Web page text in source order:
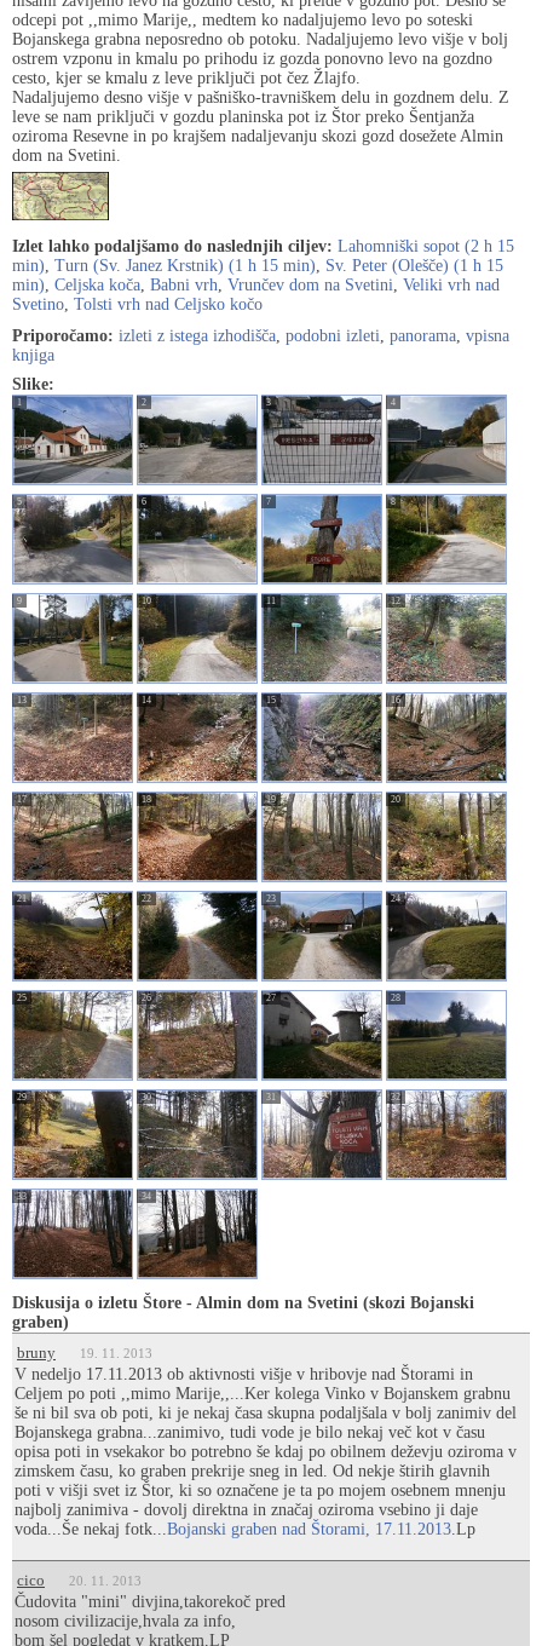
odcepi pot ,,mimo Marije,, medtem ko nadaljujemo levo po soteski
Bojanskega grabna neposredno ob potoku. Nadaljujemo levo višje v bolj
ostrem vzponu in kmalu po prihodu iz gozda ponovno levo na gozdno
cesto, kjer se kmalu z leve priključi pot čez Žlajfo.
Nadaljujemo desno višje v pašniško-travniškem delu in gozdnem delu. Z
leve se nam priključi v gozdu planinska pot iz Štor preko Šentjanža
oziroma Resevne in po krajšem nadaljevanju skozi gozd dosežete Almin
dom na Svetini.
Izlet lahko podaljšamo do naslednjih ciljev: Lahomniški sopot (2 h 15
min), Turn (Sv. Janez Krstnik) (1 h 15 min), Sv. Peter (Olešče) (1 h 15
min), Celjska koča, Babni vrh, Vrunčev dom na Svetini, Veliki vrh nad
Svetino, Tolsti vrh nad Celjsko kočo
Priporočamo: izleti z istega izhodišča, podobni izleti, panorama, vpisna
knjiga
Slike:
1 2 3 4
5 6 7 8
9 10 11 12
13 14 15 16
17 18 19 20
21 22 23 24
25 26 27 28
29 30 31 32
33 34
Diskusija o izletu Štore - Almin dom na Svetini (skozi Bojanski
graben)
bruny
19. 11. 2013
V nedeljo 17.11.2013 ob aktivnosti višje v hribovje nad Štorami in
Celjem po poti ,,mimo Marije,,...Ker kolega Vinko v Bojanskem grabnu
še ni bil sva ob poti, ki je nekaj časa skupna podaljšala v bolj zanimiv del
Bojanskega grabna...zanimivo, tudi vode je bilo nekaj več kot v času
opisa poti in vsekakor bo potrebno še kdaj po obilnem deževju oziroma v
zimskem času, ko graben prekrije sneg in led. Od nekje štirih glavnih
poti v višji svet iz Štor, ki so označene je ta po mojem osebnem mnenju
najbolj zanimiva - dovolj direktna in značaj oziroma vsebino ji daje
voda...Še nekaj fotk...Bojanski graben nad Štorami, 17.11.2013.Lp
cico 20. 11. 2013
Čudovita "mini" divjina,takorekoč pred
nosom civilizacije,hvala za info,
bom šel pogledat v kratkem,LP